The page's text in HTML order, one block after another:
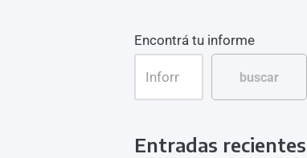
Encontrá tu informe
buscar
Entradas recientes